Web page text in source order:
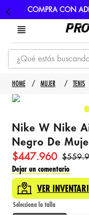
COMPRA CON
¿Qué estás buscando?
TÉRMINOS MÁS BUSCADOS
1
3. nike
4. guayos
5
MUJER TENIS
Nike W Nike
Negro De
$447.960 $559.
Dejar un comentario
VER